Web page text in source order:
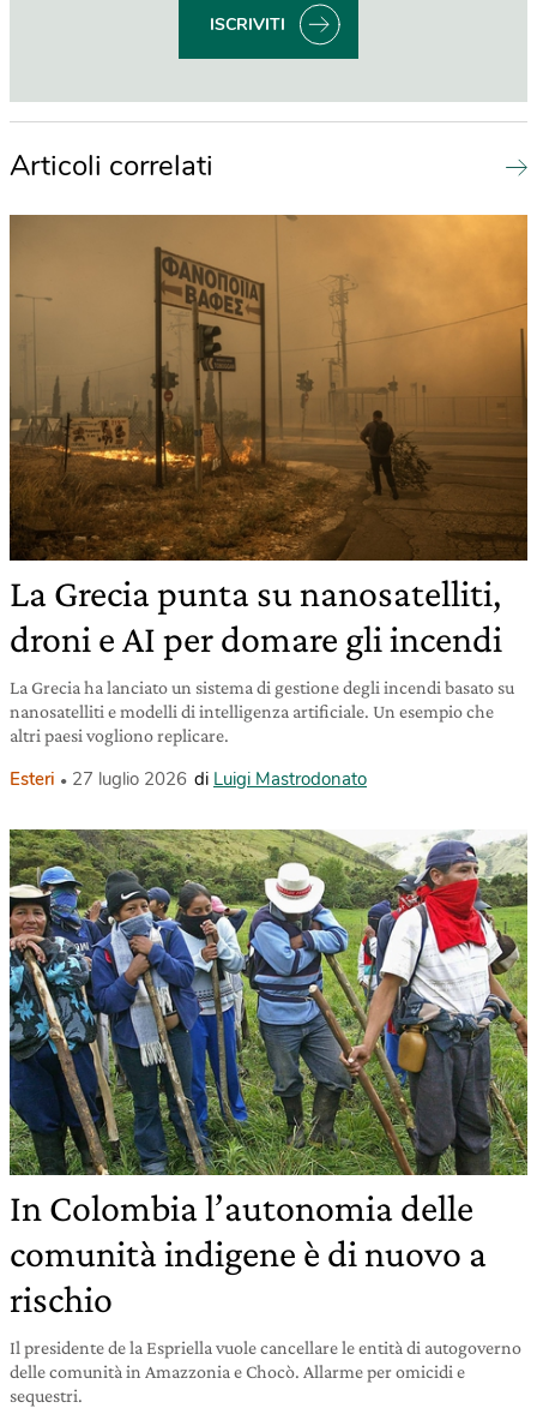
ISCRIVITI
Articoli correlati
La Grecia punta su nanosatelliti,
droni e AI per domare gli incendi
La Grecia ha lanciato un sistema di gestione degli incendi basato su
nanosatelliti e modelli di intelligenza artificiale. Un esempio che
altri paesi vogliono replicare.
Esteri 27 luglio 2026 di Luigi Mastrodonato
In Colombia l’autonomia delle
comunità indigene è di nuovo a
rischio
Il presidente de la Espriella vuole cancellare le entità di autogoverno
delle comunità in Amazzonia e Chocò. Allarme per omicidi e
sequestri.